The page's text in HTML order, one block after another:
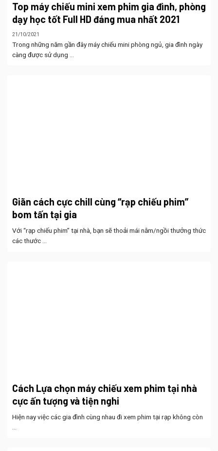
Top máy chiếu mini xem phim gia đình, phòng
dạy học tốt Full HD đáng mua nhất 2021
21/10/2021
Trong những năm gần đây máy chiếu mini phòng ngủ, gia đình ngày
càng được sử dụng ...
Giãn cách cực chill cùng “rạp chiếu phim”
bom tấn tại gia
Với “rạp chiếu phim” tại nhà, bạn sẽ thoải mái nằm/ngồi thưởng thức
các thước ...
Cách Lựa chọn máy chiếu xem phim tại nhà
cực ấn tượng và tiện nghi
Hiện nay việc các gia đình cùng nhau đi xem phim tại rạp không còn